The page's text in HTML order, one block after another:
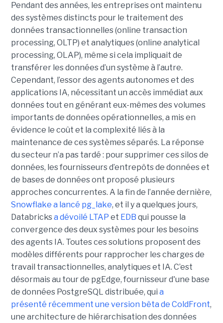
Pendant des années, les entreprises ont maintenu
des systèmes distincts pour le traitement des
données transactionnelles (online transaction
processing, OLTP) et analytiques (online analytical
processing, OLAP), même si cela impliquait de
transférer les données d’un système à l’autre.
Cependant, l’essor des agents autonomes et des
applications IA, nécessitant un accès immédiat aux
données tout en générant eux-mêmes des volumes
importants de données opérationnelles, a mis en
évidence le coût et la complexité liés à la
maintenance de ces systèmes séparés. La réponse
du secteur n’a pas tardé : pour supprimer ces silos de
données, les fournisseurs d’entrepôts de données et
de bases de données ont proposé plusieurs
approches concurrentes. A la fin de l’année dernière,
Snowflake a lancé pg_lake, et il y a quelques jours,
Databricksa dévoilé LTAP et EDB qui pousse la
convergence des deux systèmes pour les besoins
des agents IA. Toutes ces solutions proposent des
modèles différents pour rapprocher les charges de
travail transactionnelles, analytiques et IA. C’est
désormais au tour de pgEdge, fournisseur d'une base
de données PostgreSQL distribuée, qui a
présenté récemment une version bêta de ColdFront,
une architecture de hiérarchisation des données